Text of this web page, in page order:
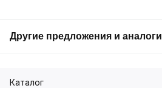
Другие предложения и аналоги
Каталог